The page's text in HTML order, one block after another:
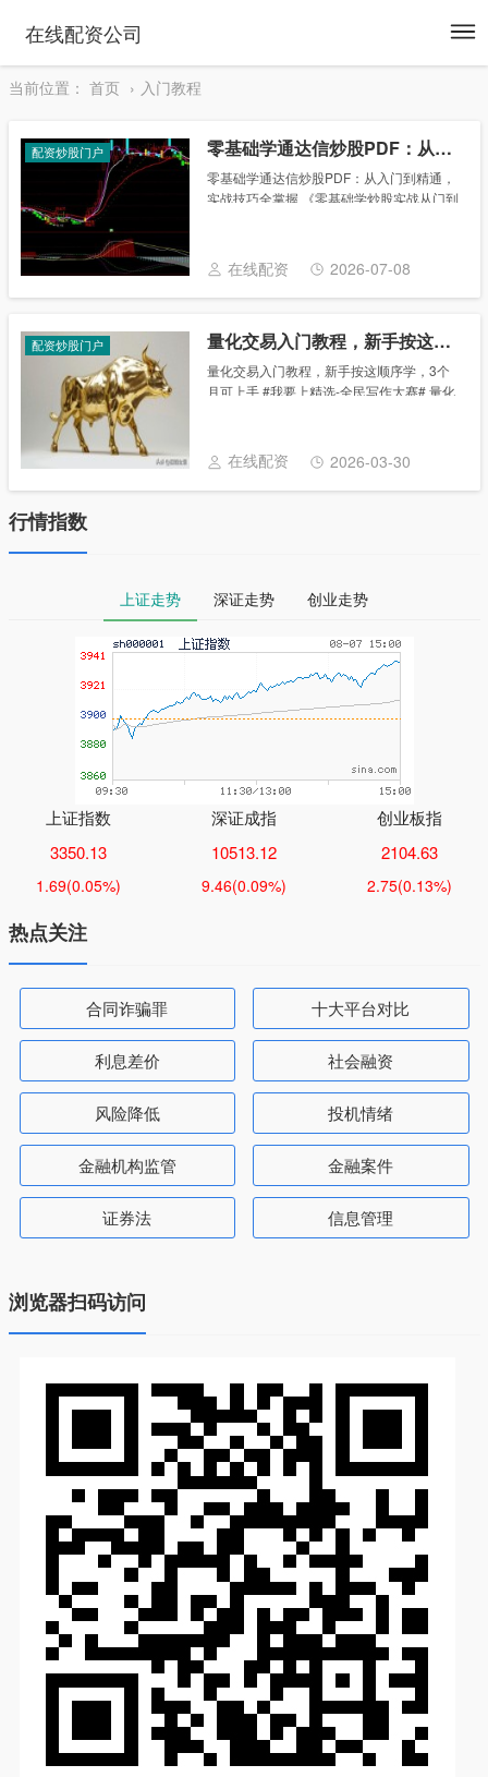
在线配资公司
当前位置： 首页 入门教程
配资炒股门户 零基础学通达信炒股PDF：从入门到精通，实战技巧全掌握
零基础学通达信炒股PDF：从入门到精通，
实战技巧全掌握 《零基础学炒股实战从门到
股软件的使用方法和操作技巧。 《零基础学
炒股......
在线配资 2026-07-08
配资炒股门户 量化交易入门教程，新手按这顺序学，3个月可上手
量化交易入门教程，新手按这顺序学，3个
月可上手 #我要上精选-全民写作大赛# 量化
激进。 一、先搞懂：量化到底是什么 •......
在线配资 2026-03-30
行情指数
上证走势 深证走势 创业走势
上证指数
3350.13
1.69(0.05%)
深证成指
10513.12
9.46(0.09%)
创业板指
2104.63
2.75(0.13%)
热点关注
合同诈骗罪 十大平台对比
利息差价 社会融资
风险降低 投机情绪
金融机构监管 金融案件
证券法 信息管理
浏览器扫码访问